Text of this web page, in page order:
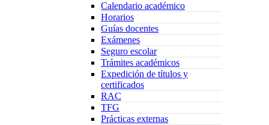
Calendario académico
Horarios
Guías docentes
Exámenes
Seguro escolar
Trámites académicos
Expedición de títulos y
certificados
RAC
TFG
Prácticas externas